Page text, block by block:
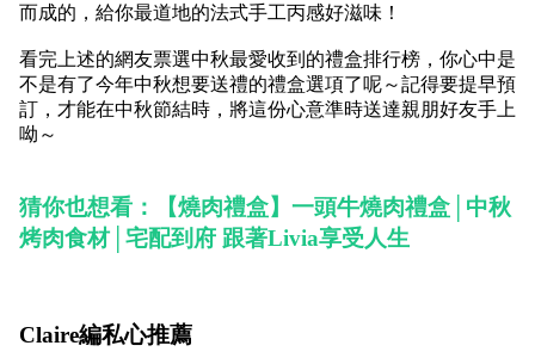
而成的，給你最道地的法式手工丙感好滋味！
看完上述的網友票選中秋最愛收到的禮盒排行榜，你心中是
不是有了今年中秋想要送禮的禮盒選項了呢～記得要提早預
訂，才能在中秋節結時，將這份心意準時送達親朋好友手上
呦～
猜你也想看：【燒肉禮盒】一頭牛燒肉禮盒│中秋
烤肉食材│宅配到府 跟著Livia享受人生
Claire編私心推薦